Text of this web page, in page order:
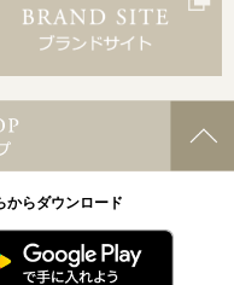
からダウンロード